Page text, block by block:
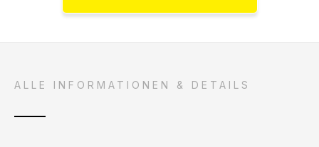
ALLE INFORMATIONEN & DETAILS